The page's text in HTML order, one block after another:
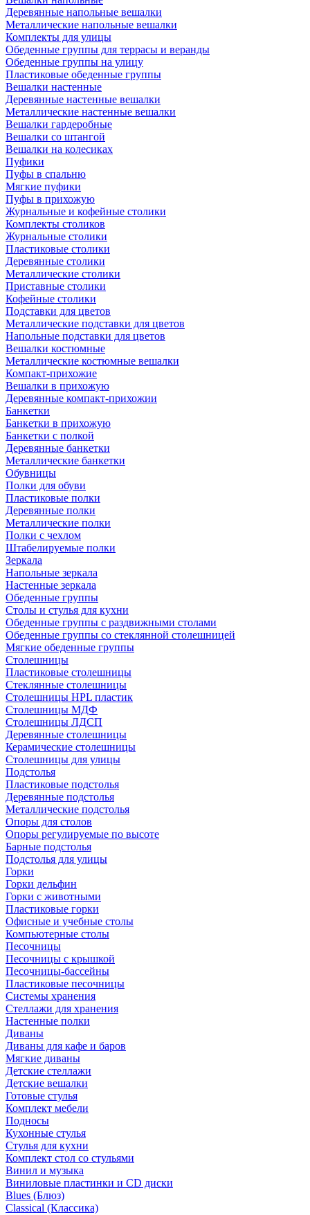
Деревянные напольные вешалки
Металлические напольные вешалки
Комплекты для улицы
Обеденные группы для террасы и веранды
Обеденные группы на улицу
Пластиковые обеденные группы
Вешалки настенные
Деревянные настенные вешалки
Металлические настенные вешалки
Вешалки гардеробные
Вешалки со штангой
Вешалки на колесиках
Пуфики
Пуфы в спальню
Мягкие пуфики
Пуфы в прихожую
Журнальные и кофейные столики
Комплекты столиков
Журнальные столики
Пластиковые столики
Деревянные столики
Металлические столики
Приставные столики
Кофейные столики
Подставки для цветов
Металлические подставки для цветов
Напольные подставки для цветов
Вешалки костюмные
Металлические костюмные вешалки
Компакт-прихожие
Вешалки в прихожую
Деревянные компакт-прихожии
Банкетки
Банкетки в прихожую
Банкетки с полкой
Деревянные банкетки
Металлические банкетки
Обувницы
Полки для обуви
Пластиковые полки
Деревянные полки
Металлические полки
Полки с чехлом
Штабелируемые полки
Зеркала
Напольные зеркала
Настенные зеркала
Обеденные группы
Столы и стулья для кухни
Обеденные группы с раздвижными столами
Обеденные группы со стеклянной столешницей
Мягкие обеденные группы
Столешницы
Пластиковые столешницы
Стеклянные столешницы
Столешницы HPL пластик
Столешницы МДФ
Столешницы ЛДСП
Деревянные столешницы
Керамические столешницы
Столешницы для улицы
Подстолья
Пластиковые подстолья
Деревянные подстолья
Металлические подстолья
Опоры для столов
Опоры регулируемые по высоте
Барные подстолья
Подстолья для улицы
Горки
Горки дельфин
Горки с животными
Пластиковые горки
Офисные и учебные столы
Компьютерные столы
Песочницы
Песочницы с крышкой
Песочницы-бассейны
Пластиковые песочницы
Системы хранения
Стеллажи для хранения
Настенные полки
Диваны
Диваны для кафе и баров
Мягкие диваны
Детские стеллажи
Детские вешалки
Готовые стулья
Комплект мебели
Подносы
Кухонные стулья
Стулья для кухни
Комплект стол со стульями
Винил и музыка
Виниловые пластинки и CD диски
Blues (Блюз)
Classical (Классика)